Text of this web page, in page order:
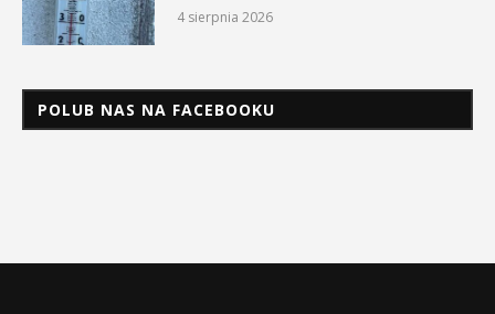
4 sierpnia 2026
POLUB NAS NA FACEBOOKU